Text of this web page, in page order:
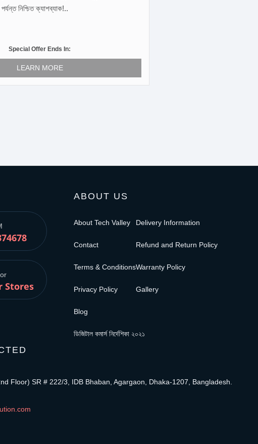
নিশ্চিত ক্যাশব্যাক!..
Special Offer Ends In:
LEARN MORE
Stores
ABOUT US
About Tech Valley
Contact
Terms & Conditions
Privacy Policy
Delivery Information
Refund and Return Policy
Warranty Policy
Gallery
Blog
ডিজিটাল কমার্স নির্দেশিকা ২০২১
Floor) SR # 222/3, IDB Bhaban, Agargaon, Dhaka-1207, Bangladesh.